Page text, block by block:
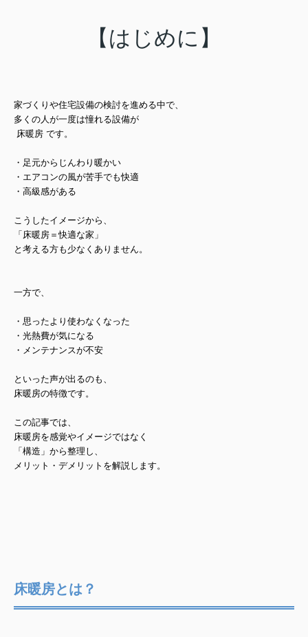
【はじめに】
家づくりや住宅設備の検討を進める中で、
多くの人が一度は憧れる設備が
床暖房 です。
・足元からじんわり暖かい
・エアコンの風が苦手でも快適
・高級感がある
こうしたイメージから、
「床暖房＝快適な家」
と考える方も少なくありません。
一方で、
・思ったより使わなくなった
・光熱費が気になる
・メンテナンスが不安
といった声が出るのも、
床暖房の特徴です。
この記事では、
床暖房を感覚やイメージではなく
「構造」から整理 し、
メリット・デメリットを解説します。
床暖房とは？